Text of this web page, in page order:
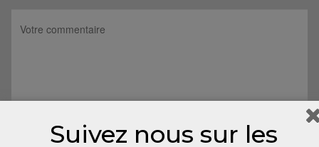
Suivez nous sur les